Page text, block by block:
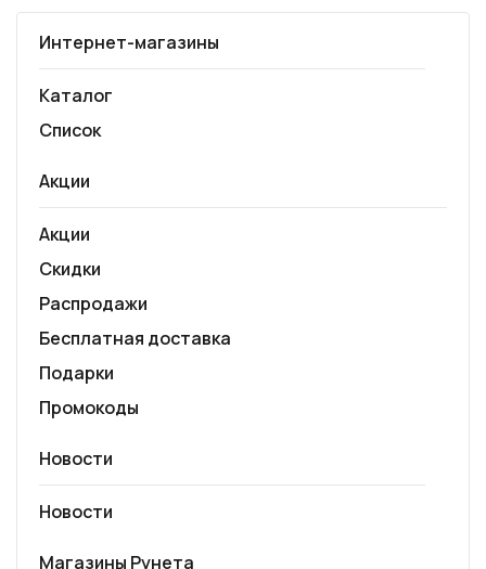
Интернет-магазины
Каталог
Список
Акции
Акции
Скидки
Распродажи
Бесплатная доставка
Подарки
Промокоды
Новости
Новости
Магазины Рунета